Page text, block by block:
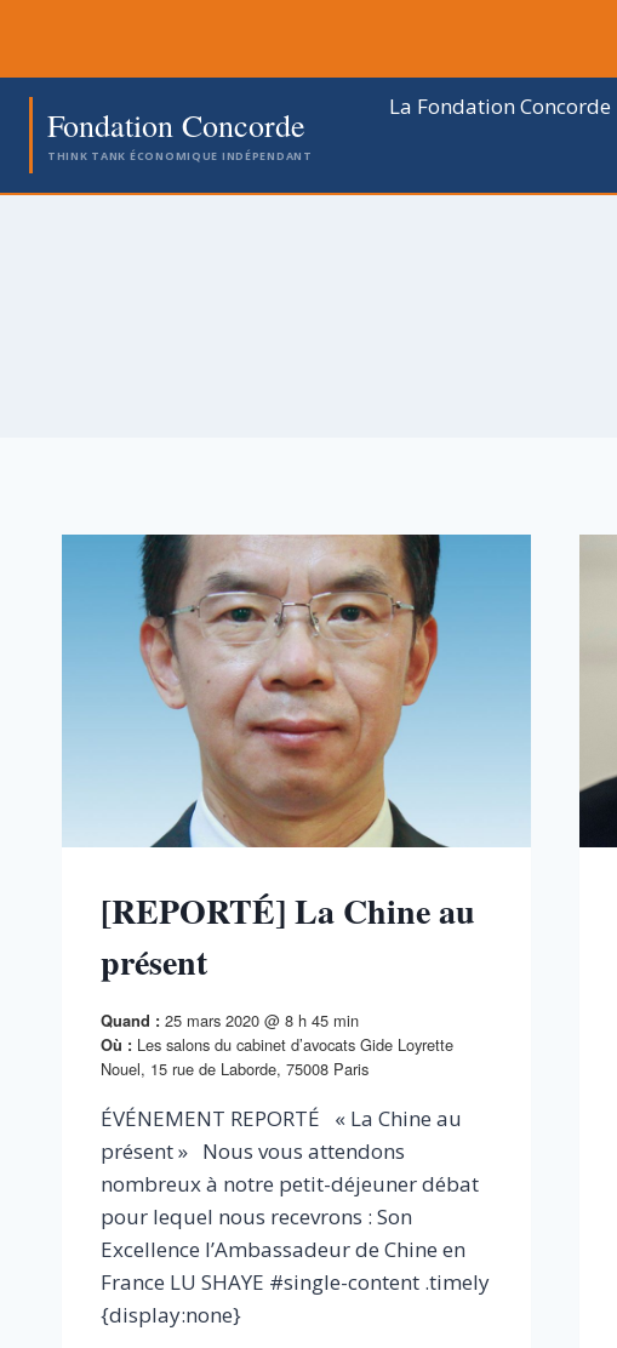
contenu
Fondation Concorde
THINK TANK ÉCONOMIQUE INDÉPENDANT
La Fondation Concorde
[REPORTÉ] La Chine au
présent
Quand : 25 mars 2020 @ 8 h 45 min
Où : Les salons du cabinet d’avocats Gide Loyrette
Nouel, 15 rue de Laborde, 75008 Paris
ÉVÉNEMENT REPORTÉ « La Chine au
présent » Nous vous attendons
nombreux à notre petit-déjeuner débat
pour lequel nous recevrons : Son
Excellence l’Ambassadeur de Chine en
France LU SHAYE #single-content .timely
{display:none}